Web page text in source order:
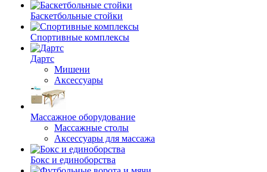
Баскетбольные стойки
Спортивные комплексы
Дартс
Мишени
Аксессуары
Массажное оборудование
Массажные столы
Аксессуары для массажа
Бокс и единоборства